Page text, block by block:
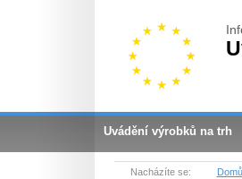
Uvádění výrobků na trh
Nacházíte se: Domů